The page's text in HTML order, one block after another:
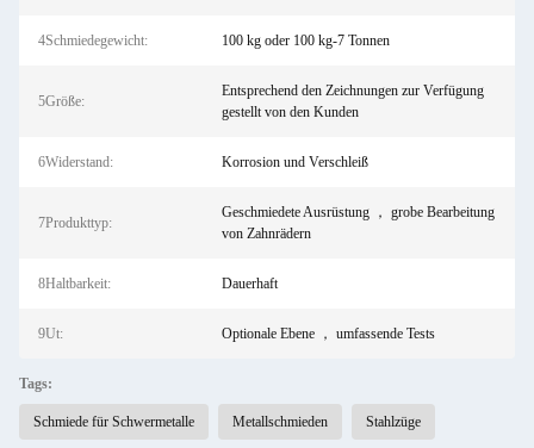
4Schmiedegewicht: 100 kg oder 100 kg-7 Tonnen
5Größe:
Entsprechend den Zeichnungen zur Verfügung
gestellt von den Kunden
6Widerstand: Korrosion und Verschleiß
7Produkttyp:
Geschmiedete Ausrüstung ， grobe Bearbeitung
von Zahnrädern
8Haltbarkeit: Dauerhaft
9Ut: Optionale Ebene ， umfassende Tests
Tags:
Schmiede für Schwermetalle Metallschmieden Stahlzüge